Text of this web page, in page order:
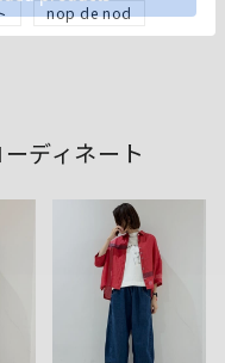
nop de nod
ディネート